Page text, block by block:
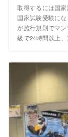
取得するには国
国家試験受験に
が施行規則でマ
級で24時間以上